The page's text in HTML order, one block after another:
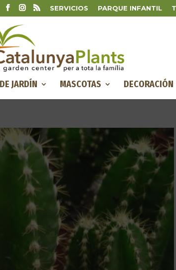
SERVICIOS PARQUE INFANTIL
JARDÍN MASCOTAS DECORACIÓN